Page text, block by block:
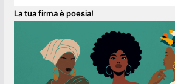
La tua firma è poesia!